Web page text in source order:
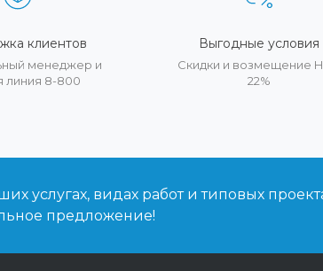
клиентов
менеджер и
линия 8-800
Выгодные условия
Скидки и возмещение
22%
услугах, видах работ и типовых
предложение!